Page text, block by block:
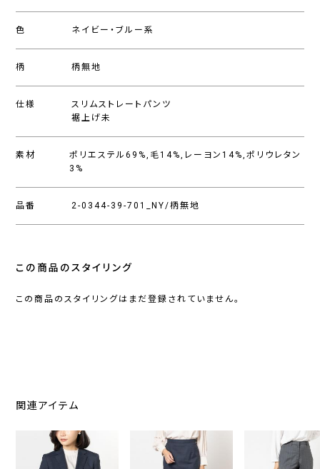
色 ネイビー・ブルー系
柄 柄無地
仕様
スリムストレートパンツ
裾上げ未
素材
ポリエステル69%,毛14%,レーヨン14%,ポリウレタン
3%
品番 2-0344-39-701_NY/柄無地
この商品のスタイリング
この商品のスタイリングはまだ登録されていません。
関連アイテム